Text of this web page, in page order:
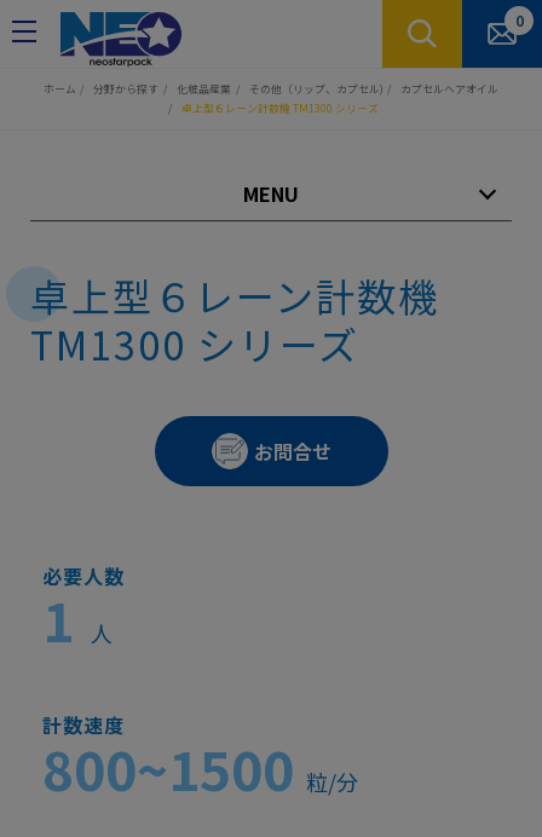
0
ホーム 分野から探す 化粧品産業 その他（リップ、カプセル)
カプセルヘアオイル
卓上型６レーン計数機 TM1300 シリーズ
MENU
卓上型６レーン計数機
TM1300 シリーズ
お問合せ
必要人数
1 人
計数速度
800~1500 粒/分
クッキー利用の管理について